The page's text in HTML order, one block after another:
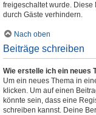
freigeschaltet wurde.
durch Gäste verhindern.
Nach oben
Beiträge schreiben
Wie erstelle ich ein neues
Um ein neues Thema in
klicken. Um auf einen
könnte sein, dass eine
schreiben kannst. Deine